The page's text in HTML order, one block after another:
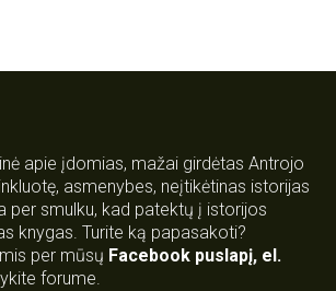
apie įdomias, mažai girdėtas Antrojo
asmenybes, neįtikėtinas istorijas
per smulku, kad patektų į istorijos
knygas. Turite ką papasakoti?
per mūsų Facebook puslapį, el.
forume.